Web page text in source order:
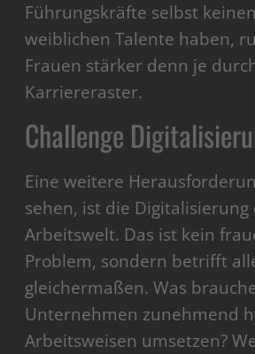
Führungskräfte selbst
weiblichen Talente haben,
Frauen stärker denn je
Karriereraster.
Challenge
Eine weitere
sehen, ist die Digitalisierung
Arbeitswelt. Das ist kein
Problem, sondern betrifft
gleichermaßen. Was
Unternehmen zunehmend
Arbeitsweisen umsetzen?